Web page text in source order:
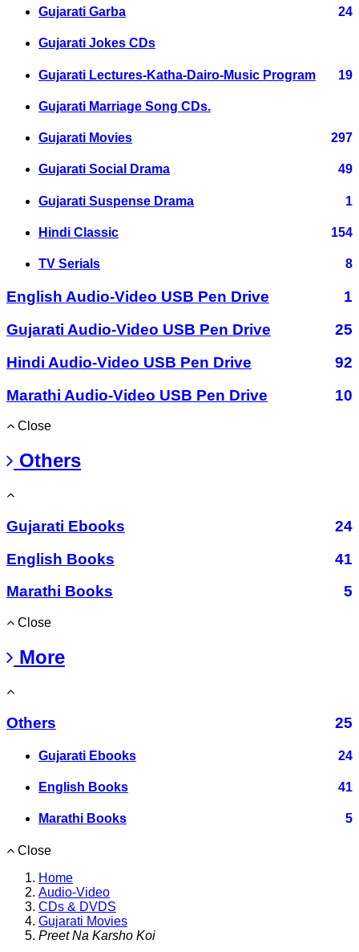
Gujarati Garba 24
Gujarati Jokes CDs
Gujarati Lectures-Katha-Dairo-Music Program 19
Gujarati Marriage Song CDs.
Gujarati Movies 297
Gujarati Social Drama 49
Gujarati Suspense Drama 1
Hindi Classic 154
TV Serials 8
English Audio-Video USB Pen Drive
1
Gujarati Audio-Video USB Pen Drive
25
Hindi Audio-Video USB Pen Drive
92
Marathi Audio-Video USB Pen Drive
10
Close
Others
Gujarati Ebooks
24
English Books
41
Marathi Books
5
Close
More
Others 25
Gujarati Ebooks 24
English Books 41
Marathi Books 5
Close
Home
Audio-Video
CDs & DVDS
Gujarati Movies
Preet Na Karsho Koi